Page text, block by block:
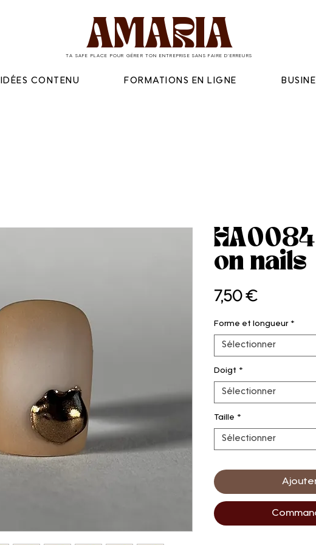
AMARIA
TA SAFE PLACE POUR GÉRER TON ENTREPRISE SANS FAIRE D'ERREURS
IDÉES CONTENU FORMATIONS EN LIGNE
on nails
7,50 €
Forme et longueur *
Sélectionner
Doigt *
Sélectionner
Taille *
Sélectionner